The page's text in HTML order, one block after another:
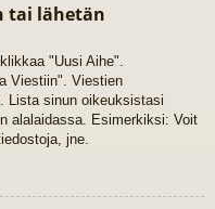
tai lähetän
"Uusi Aihe".
Viestiin". Viestien
Lista sinun oikeuksistasi
alalaidassa. Esimerkiksi: Voit
jne.